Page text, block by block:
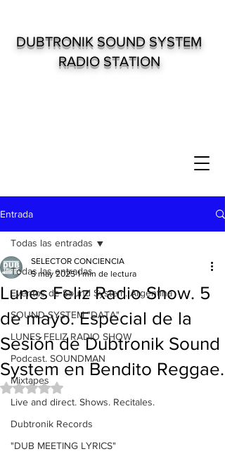
DUBTRONIK SOUND SYSTEM
RADIO STATION
Entrada
Todas las entradas
Eventos de Sound System. Argentina
SOUND SYSTEM "DATA"
LUNES FELIZ RADIO SHOW
Podcast. SOUNDMAN
Mixtapes
Live and direct. Shows. Recitales.
Dubtronik Records
"DUB MEETING LYRICS"
Todas las entradas
Lunes Feliz Radio Show. 5
de mayo. Especial de la
Sesión de Dubtronik Sound
System en Bendito Reggae.
SELECTOR CONCIENCIA
5 may 2025 1 min de lectura
Obtuvo NaN de 5 estrellas.